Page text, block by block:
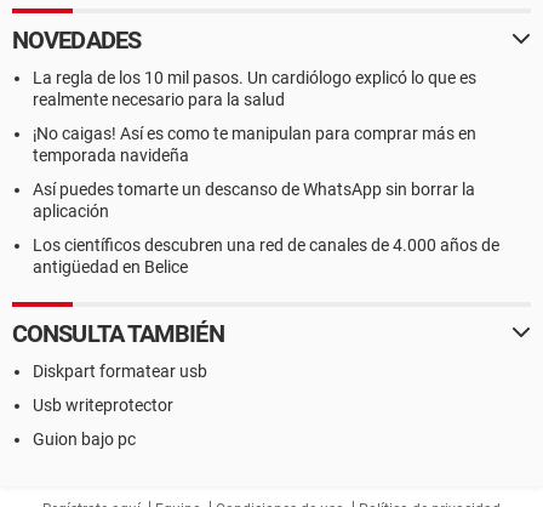
NOVEDADES
La regla de los 10 mil pasos. Un cardiólogo explicó lo que es
realmente necesario para la salud
¡No caigas! Así es como te manipulan para comprar más en
temporada navideña
Así puedes tomarte un descanso de WhatsApp sin borrar la
aplicación
Los científicos descubren una red de canales de 4.000 años de
antigüedad en Belice
CONSULTA TAMBIÉN
Diskpart formatear usb
Usb writeprotector
Guion bajo pc